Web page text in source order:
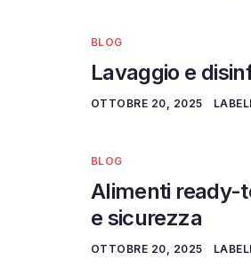
BLOG
Lavaggio e
OTTOBRE 20, 2025
BLOG
Alimenti ready-
e sicurezza
OTTOBRE 20, 2025